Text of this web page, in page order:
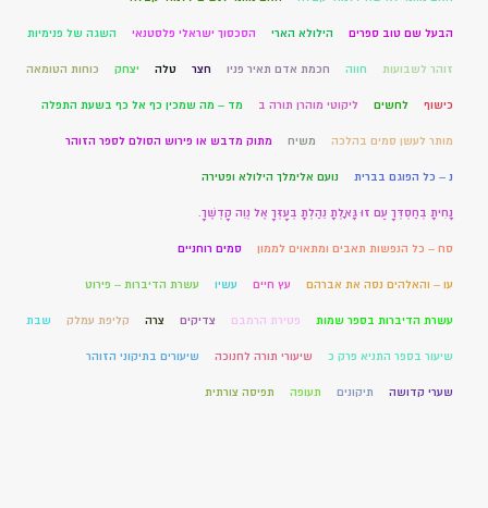
הבעל שם טוב ספרים הילולא הארי הסכסוך ישראלי פלסטנאי השגה של פנימיות
זוהר לשבועות חווה חכמת אדם תאיר פניו חצר טלה יצחק כוחות הטומאה
כישוף לחשים ליקוטי מוהרן תורה ב מד – מה שמכין כף אל כף בשעת התפלה
מותר לעשן סמים בהלכה משיח מתוק מדבש או פירוש הסולם לספר הזוהר
נ – כל הפוגם בברית נועם אלימלך הילולא ופטירה
נָחִיתָ בְחַסְדְּךָ עַם זוּ גָּאָלְתָּ נֵהַלְתָּ בְעָזְּךָ אֶל נְוֵה קָדְשֶׁךָ.
סח – כל הנפשות תאבים ומתאוים לממון סמים רוחניים
עו – והאלהים נסה את אברהם עץ חיים עשיו עשרת הדיברות – פירוט
עשרת הדיברות בספר שמות פטירת הרמבם צדיקים צרה קליפת עמלק שבת
שיעור בספר התניא פרק כ שיעורי תורה לחנוכה שיעורים בתיקוני הזוהר
שערי קדושה תיקונים תעופה תפיסה צורתית